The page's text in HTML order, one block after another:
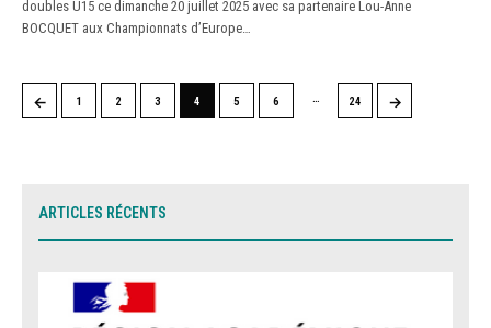
doubles U15 ce dimanche 20 juillet 2025 avec sa partenaire Lou-Anne
BOCQUET aux Championnats d’Europe…
← 1 2 3 4 5 6 24 →
ARTICLES RÉCENTS